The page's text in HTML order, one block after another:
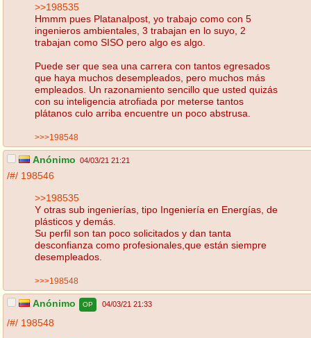
>>198535
Hmmm pues Platanalpost, yo trabajo como con 5
ingenieros ambientales, 3 trabajan en lo suyo, 2
trabajan como SISO pero algo es algo.
Puede ser que sea una carrera con tantos egresados
que haya muchos desempleados, pero muchos más
empleados. Un razonamiento sencillo que usted quizás
con su inteligencia atrofiada por meterse tantos
plátanos culo arriba encuentre un poco abstrusa.
>>>198548
Anónimo 04/03/21 21:21
/#/ 198546
>>198535
Y otras sub ingenierías, tipo Ingeniería en Energías, de
plásticos y demás.
Su perfil son tan poco solicitados y dan tanta
desconfianza como profesionales,que están siempre
desempleados.
>>>198548
Anónimo OP 04/03/21 21:33
/#/ 198548